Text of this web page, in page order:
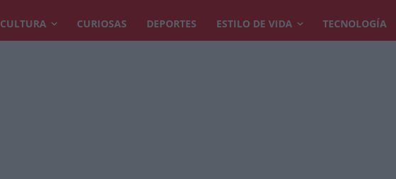
CULTURA CURIOSAS DEPORTES ESTILO DE VIDA TECNOLOGÍA